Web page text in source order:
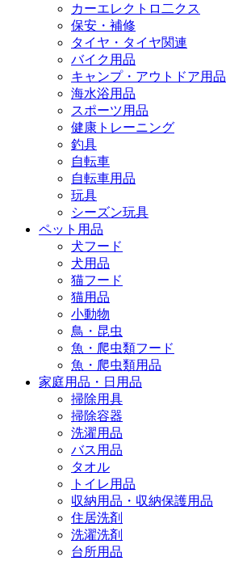
カーエレクトロ二クス
保安・補修
タイヤ・タイヤ関連
バイク用品
キャンプ・アウトドア用品
海水浴用品
スポーツ用品
健康トレーニング
釣具
自転車
自転車用品
玩具
シーズン玩具
ペット用品
犬フード
犬用品
猫フード
猫用品
小動物
鳥・昆虫
魚・爬虫類フード
魚・爬虫類用品
家庭用品・日用品
掃除用具
掃除容器
洗濯用品
バス用品
タオル
トイレ用品
収納用品・収納保護用品
住居洗剤
洗濯洗剤
台所用品